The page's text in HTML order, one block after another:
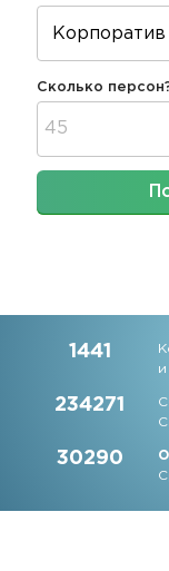
Сколько
1441
и
234271
30290